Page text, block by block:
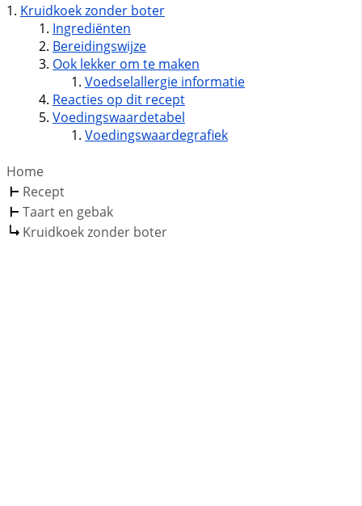
Kruidkoek zonder boter
Ingrediënten
Bereidingswijze
Ook lekker om te maken
Voedselallergie informatie
Reacties op dit recept
Voedingswaardetabel
Voedingswaardegrafiek
Home
Recept
Taart en gebak
Kruidkoek zonder boter